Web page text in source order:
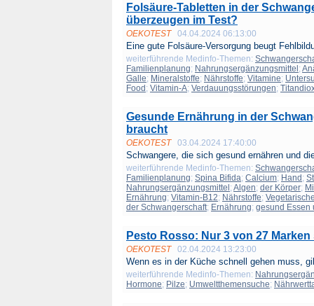
Folsäure-Tabletten in der
überzeugen im Test?
OEKOTEST 04.04.2024 06:13:00
Eine gute Folsäure-Versorgung beugt
weiterführende Medinfo-Themen:
Familienplanung; Nahrungsergänzungsmittel ;
Galle; Mineralstoffe; Nährstoffe; Vitamine;
Food ; Vitamin-A; Verdauungsstörungen;
Gesunde Ernährung in der
braucht
OEKOTEST 03.04.2024 17:40:00
Schwangere, die sich gesund ernähren und
weiterführende Medinfo-Themen:
Familienplanung; Spina Bifida; Calcium; Hand ;
Nahrungsergänzungsmittel ; Algen; der Körper;
Ernährung; Vitamin-B12; Nährstoffe;
der Schwangerschaft; Ernährung; gesund Essen
Pesto Rosso: Nur 3 von 27
OEKOTEST 02.04.2024 13:23:00
Wenn es in der Küche schnell gehen muss,
weiterführende Medinfo-Themen:
Hormone; Pilze; Umweltthemensuche;